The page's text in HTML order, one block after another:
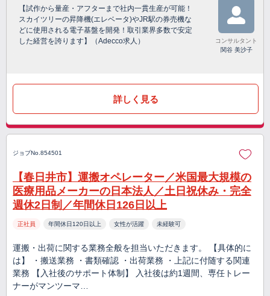
【試作から量産・アフターまで社内一貫生産が可能！
スカイツリーの昇降機(エレベータ)やJR駅の券売機な
どに使用される電子基盤を開発！取引業界多数で安定
した経営を誇ります】（Adecco求人）
コンサルタント
関谷 美沙子
詳しく見る
ジョブNo.854501
【春日井市】運搬オペレーター／米国最大規模の
医療用品メーカーの日本法人／土日祝休み・完全
週休2日制／年間休日126日以上
正社員 年間休日120日以上 女性が活躍 未経験可
運搬・出荷に関する業務全般を担当いただきます。 【具体的に
は】 ・搬送業務 ・書類確認 ・出荷業務 ・上記に付随する関連
業務 【入社後のサポート体制】 入社後は約1週間、専任トレー
ナーがマンツーマ…